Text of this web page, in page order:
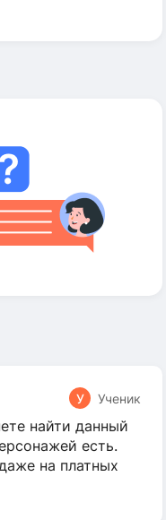
У Ученик
найти данный
есть.
на платных